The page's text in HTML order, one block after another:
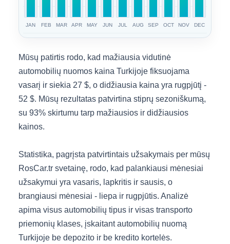
JAN FEB MAR APR MAY JUN JUL AUG SEP OCT NOV DEC
Mūsų patirtis rodo, kad mažiausia vidutinė
automobilių nuomos kaina Turkijoje fiksuojama
vasarį ir siekia 27 $, o didžiausia kaina yra rugpjūtį -
52 $. Mūsų rezultatas patvirtina stiprų sezoniškumą,
su 93% skirtumu tarp mažiausios ir didžiausios
kainos.
Statistika, pagrįsta patvirtintais užsakymais per mūsų
RosCar.tr svetainę, rodo, kad palankiausi mėnesiai
užsakymui yra vasaris, lapkritis ir sausis, o
brangiausi mėnesiai - liepa ir rugpjūtis. Analizė
apima visus automobilių tipus ir visas transporto
priemonių klases, įskaitant automobilių nuomą
Turkijoje be depozito ir be kredito kortelės.